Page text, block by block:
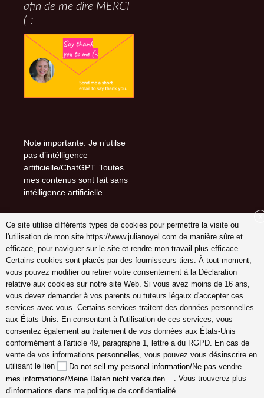
afin de me dire MERCI
(-:
Note importante: Je n’utilse
pas d’intélligence
artificielle/ChatGPT. Toutes
mes contenus sont fait sans
intélligence artificielle.
Suivez-moi sur (-:
youtube
INSTAGRAM
Pinterest
coach en gestion émotions,
communication, relation,
amour véritable Lyon,
Cannes, France en ligne,
hypersensible empathes
créatifs, coaching
Ce site utilise différents types de cookies pour permettre la visite ou
l'utilisation de mon site https://www.julianoyel.com de manière sûre et
efficace, pour naviguer sur le site et rendre mon travail plus efficace.
Certains cookies sont placés par des fournisseurs tiers. À tout moment,
vous pouvez modifier ou retirer votre consentement à la Déclaration
relative aux cookies sur notre site Web. Si vous avez moins de 16 ans,
vous devez demander à vos parents ou tuteurs légaux d'accepter ces
services avec vous. Certains services traitent des données personnelles
aux États-Unis. En consentant à l'utilisation de ces services, vous
consentez également au traitement de vos données aux États-Unis
conformément à l'article 49, paragraphe 1, lettre a du RGPD. En cas de
vente de vos informations personnelles, vous pouvez vous désinscrire en
utilisant le lien
Do not sell my personal information/Ne pas vendre
mes informations/Meine Daten nicht verkaufen
. Vous trouverez plus
d'informations dans ma politique de confidentialité.